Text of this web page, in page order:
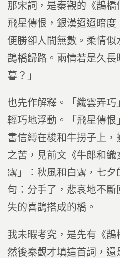
那宋詞，是秦觀的《鵲橋
飛星傳恨，銀漢迢迢暗度
便勝卻人間無數。柔情似
鵲橋歸路。兩情若是久長
暮？」
也先作解釋。「纖雲弄巧
輕巧地浮動。「飛星傳恨
書信縛在梭和牛拐子上，
之苦，見前文《牛郎和織
露」：秋風和白露，七夕
句：分手了，悲哀地不斷
失的喜鵲搭成的橋。
我未暇考究，是先有《鵲
然後秦觀才填這首詞，還